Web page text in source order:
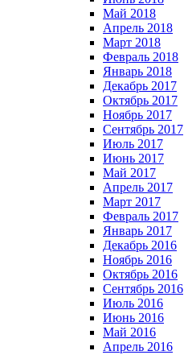
Май 2018
Апрель 2018
Март 2018
Февраль 2018
Январь 2018
Декабрь 2017
Октябрь 2017
Ноябрь 2017
Сентябрь 2017
Июль 2017
Июнь 2017
Май 2017
Апрель 2017
Март 2017
Февраль 2017
Январь 2017
Декабрь 2016
Ноябрь 2016
Октябрь 2016
Сентябрь 2016
Июль 2016
Июнь 2016
Май 2016
Апрель 2016